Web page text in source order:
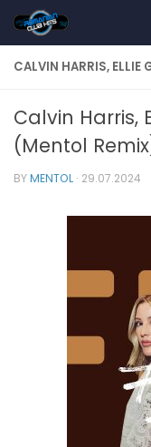
Skip to content
CALVIN HARRIS, ELLIE
Calvin Harris,
(Mentol
BYMENTOL · 29.07.2024